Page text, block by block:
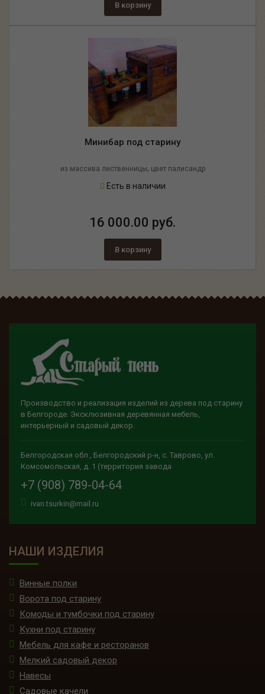
В корзину
Минибар под старину
из массива лиственницы, цвет палисандр
Есть в наличии
16 000.00 руб.
В корзину
Производство и реализация изделий из дерева под старину
в Белгороде. Эксклюзивная деревянная мебель,
интерьерный и садовый декор.
Белгородская обл., Белгородский р-н, с. Таврово, ул.
Комсомольская, д. 1 (территория завода
+7 (908) 789-04-64
ivan.tsurkin@mail.ru
НАШИ ИЗДЕЛИЯ
Винные полки
Ворота под старину
Комоды и тумбочки под старину
Кухни под старину
Мебель для кафе и ресторанов
Мелкий садовый декор
Навесы
Садовые качели